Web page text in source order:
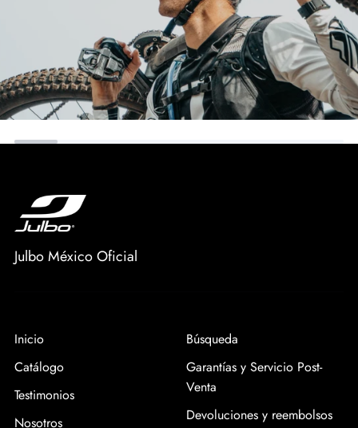
Julbo México Oficial
Inicio
Catálogo
Testimonios
Nosotros
Búsqueda
Garantías y Servicio Post-
Venta
Devoluciones y reembolsos